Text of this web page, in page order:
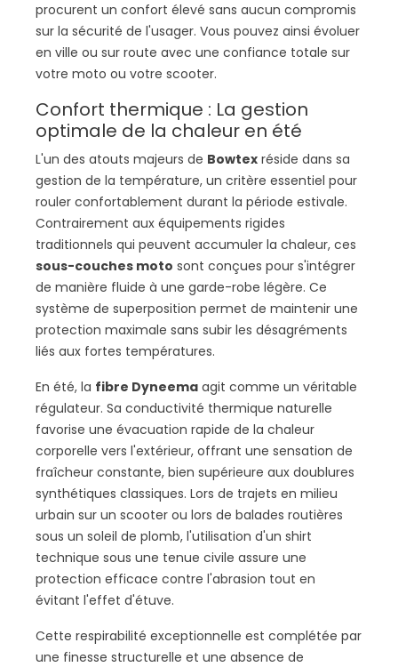
procurent un confort élevé sans aucun compromis
sur la sécurité de l'usager. Vous pouvez ainsi évoluer
en ville ou sur route avec une confiance totale sur
votre moto ou votre scooter.
Confort thermique : La gestion
optimale de la chaleur en été
L'un des atouts majeurs de Bowtex réside dans sa
gestion de la température, un critère essentiel pour
rouler confortablement durant la période estivale.
Contrairement aux équipements rigides
traditionnels qui peuvent accumuler la chaleur, ces
sous-couches moto sont conçues pour s'intégrer
de manière fluide à une garde-robe légère. Ce
système de superposition permet de maintenir une
protection maximale sans subir les désagréments
liés aux fortes températures.
En été, la fibre Dyneema agit comme un véritable
régulateur. Sa conductivité thermique naturelle
favorise une évacuation rapide de la chaleur
corporelle vers l'extérieur, offrant une sensation de
fraîcheur constante, bien supérieure aux doublures
synthétiques classiques. Lors de trajets en milieu
urbain sur un scooter ou lors de balades routières
sous un soleil de plomb, l'utilisation d'un shirt
technique sous une tenue civile assure une
protection efficace contre l'abrasion tout en
évitant l'effet d'étuve.
Cette respirabilité exceptionnelle est complétée par
une finesse structurelle et une absence de